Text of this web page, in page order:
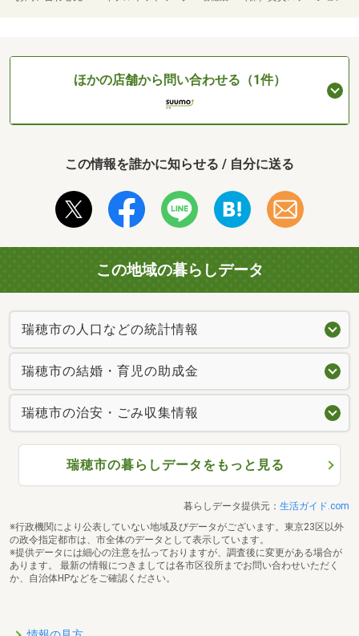
ほかの店舗から問い合わせる（1件）
この情報を誰かに知らせる / 自分に送る
この地域の暮らしデータ
瑞穂市の人口などの統計情報
瑞穂市の結婚・育児の助成金
瑞穂市の治安・ごみ収集情報
瑞穂市の暮らしデータをもっと見る
暮らしデータ提供元： 生活ガイド.com
※行政機関により公表していない地域及びデータがございます。東京23区以外
の政令指定都市は、市全体のデータとして表示しています。
※提供データには細心の注意を払っておりますが、調査後に変更がある場合が
あります。 最新の情報につきましては各市区役所までお問い合わせいただく
か、自治体HPなどをご確認ください。